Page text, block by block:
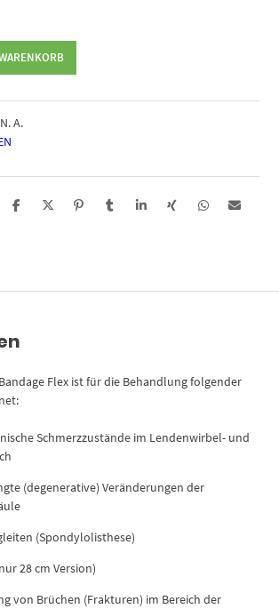
N. A.
Flex ist für die Behandlung folgender
Schmerzzustände im Lendenwirbel- und
(degenerative) Veränderungen der
(Spondylolisthese)
28 cm Version)
von Brüchen (Frakturen) im Bereich der